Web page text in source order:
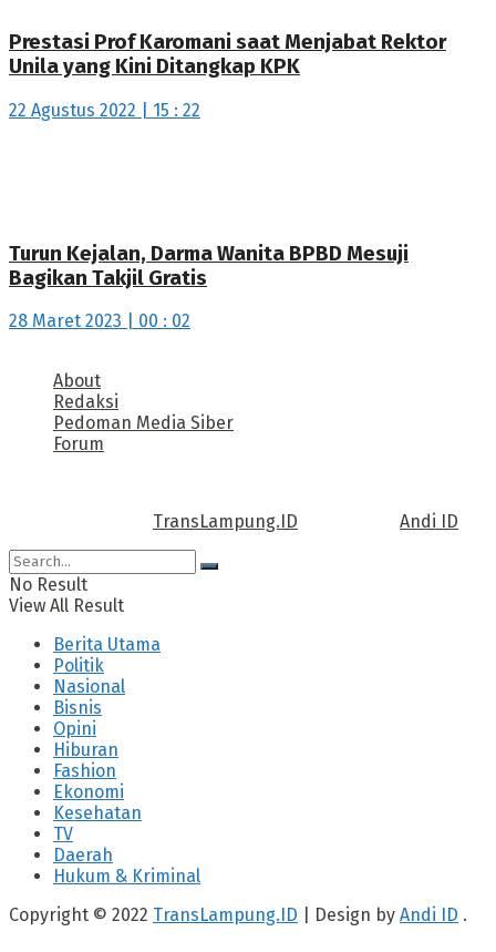
Prestasi Prof Karomani saat Menjabat Rektor
Unila yang Kini Ditangkap KPK
22 Agustus 2022 | 15 : 22
Turun Kejalan, Darma Wanita BPBD Mesuji
Bagikan Takjil Gratis
28 Maret 2023 | 00 : 02
About
Redaksi
Pedoman Media Siber
Forum
TransLampung.ID Andi ID
No Result
View All Result
Berita Utama
Politik
Nasional
Bisnis
Opini
Hiburan
Fashion
Ekonomi
Kesehatan
TV
Daerah
Hukum & Kriminal
Copyright © 2022 TransLampung.ID | Design by Andi ID .